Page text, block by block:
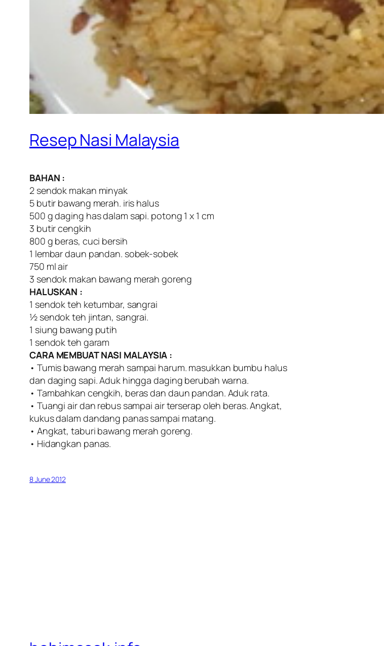
Resep Nasi Malaysia
BAHAN :
2 sendok makan minyak
5 butir bawang merah. iris halus
500 g daging has dalam sapi. potong 1 x 1 cm
3 butir cengkih
800 g beras, cuci bersih
1 lembar daun pandan. sobek-sobek
750 ml air
3 sendok makan bawang merah goreng
HALUSKAN :
1 sendok teh ketumbar, sangrai
½ sendok teh jintan, sangrai.
1 siung bawang putih
1 sendok teh garam
CARA MEMBUAT NASI MALAYSIA :
• Tumis bawang merah sampai harum. masukkan bumbu halus
dan daging sapi. Aduk hingga daging berubah warna.
• Tambahkan cengkih, beras dan daun pandan. Aduk rata.
• Tuangi air dan rebus sampai air terserap oleh beras. Angkat,
kukus dalam dandang panas sampai matang.
• Angkat, taburi bawang merah goreng.
• Hidangkan panas.
8 June 2012